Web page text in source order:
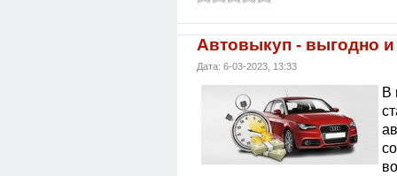
Автовыкуп - выгодно
Дата: 6-03-2023, 13:33
В